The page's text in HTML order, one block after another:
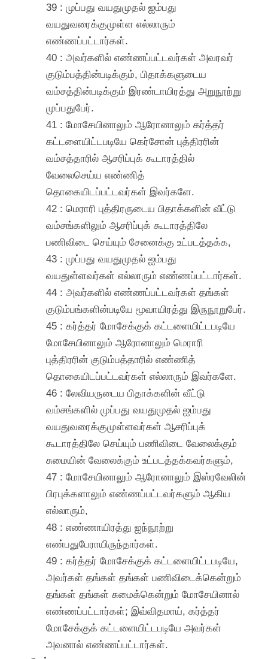
39 : முப்பது வயதுமுதல் ஐம்பது
வயதுவரைக்குமுள்ள எல்லாரும்
எண்ணப்பட்டார்கள்.
40 : அவர்களில் எண்ணப்பட்டவர்கள் அவரவர்
குடும்பத்தின்படிக்கும், பிதாக்களுடைய
வம்சத்தின்படிக்கும் இரண்டாயிரத்து அறுநூற்று
முப்பதுபேர்.
41 : மோசேயினாலும் ஆரோனாலும் கர்த்தர்
கட்டளையிட்டபடியே கெர்சோன் புத்திரரின்
வம்சத்தாரில் ஆசரிப்புக் கூடாரத்தில்
வேலைசெய்ய எண்ணித்
தொகையிடப்பட்டவர்கள் இவர்களே.
42 : மெராரி புத்திரருடைய பிதாக்களின் வீட்டு
வம்சங்களிலும் ஆசரிப்புக் கூடாரத்திலே
பணிவிடை செய்யும் சேனைக்கு உட்படத்தக்க,
43 : முப்பது வயதுமுதல் ஐம்பது
வயதுள்ளவர்கள் எல்லாரும் எண்ணப்பட்டார்கள்.
44 : அவர்களில் எண்ணப்பட்டவர்கள் தங்கள்
குடும்பங்களின்படியே மூவாயிரத்து இருநூறுபேர்.
45 : கர்த்தர் மோசேக்குக் கட்டளையிட்டபடியே
மோசேயினாலும் ஆரோனாலும் மெராரி
புத்திரரின் குடும்பத்தாரில் எண்ணித்
தொகையிடப்பட்டவர்கள் எல்லாரும் இவர்களே.
46 : லேவியருடைய பிதாக்களின் வீட்டு
வம்சங்களில் முப்பது வயதுமுதல் ஐம்பது
வயதுவரைக்குமுள்ளவர்கள் ஆசரிப்புக்
கூடாரத்திலே செய்யும் பணிவிடை வேலைக்கும்
சுமையின் வேலைக்கும் உட்படத்தக்கவர்களும்,
47 : மோசேயினாலும் ஆரோனாலும் இஸ்ரவேலின்
பிரபுக்களாலும் எண்ணப்பட்டவர்களும் ஆகிய
எல்லாரும்,
48 : எண்ணாயிரத்து ஐந்நூற்று
எண்பதுபேராயிருந்தார்கள்.
49 : கர்த்தர் மோசேக்குக் கட்டளையிட்டபடியே,
அவர்கள் தங்கள் தங்கள் பணிவிடைக்கென்றும்
தங்கள் தங்கள் சுமைக்கென்றும் மோசேயினால்
எண்ணப்பட்டார்கள்; இவ்விதமாய், கர்த்தர்
மோசேக்குக் கட்டளையிட்டபடியே அவர்கள்
அவனால் எண்ணப்பட்டார்கள்.